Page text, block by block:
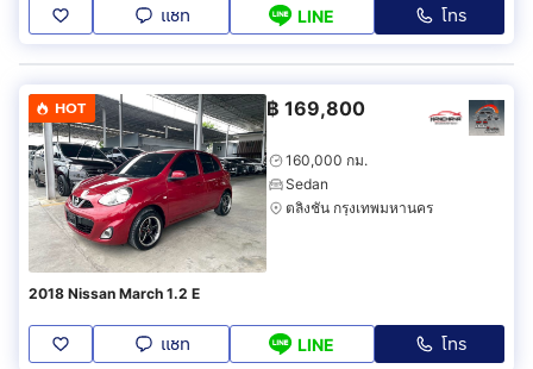
แชท LINE โทร
HOT ฿ 169,800
160,000 กม.
Sedan
ตลิ่งชัน กรุงเทพมหานคร
2018 Nissan March 1.2 E
แชท LINE โทร